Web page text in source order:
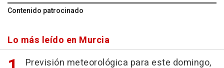
Contenido patrocinado
Lo más leído en Murcia
Previsión meteorológica para este domingo,